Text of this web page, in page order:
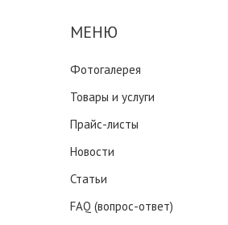
Фотогалерея
Товары и услуги
Прайс-листы
Новости
Статьи
FAQ (вопрос-ответ)